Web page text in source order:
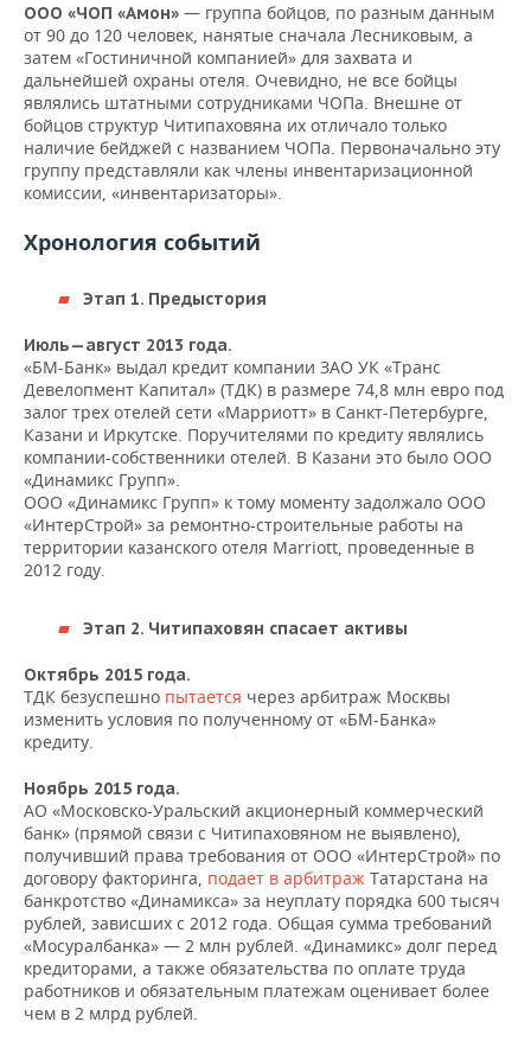
ООО «ЧОП «Амон» — группа бойцов, по разным данным
от 90 до 120 человек, нанятые сначала Лесниковым, а
затем «Гостиничной компанией» для захвата и
дальнейшей охраны отеля. Очевидно, не все бойцы
являлись штатными сотрудниками ЧОПа. Внешне от
бойцов структур Читипаховяна их отличало только
наличие бейджей с названием ЧОПа. Первоначально эту
группу представляли как члены инвентаризационной
комиссии, «инвентаризаторы».
Хронология событий
Этап 1. Предыстория
Июль—август 2013 года.
«БМ-Банк» выдал кредит компании ЗАО УК «Транс
Девелопмент Капитал» (ТДК) в размере 74,8 млн евро под
залог трех отелей сети «Марриотт» в Санкт-Петербурге,
Казани и Иркутске. Поручителями по кредиту являлись
компании-собственники отелей. В Казани это было ООО
«Динамикс Групп».
ООО «Динамикс Групп» к тому моменту задолжало ООО
«ИнтерСтрой» за ремонтно-строительные работы на
территории казанского отеля Marriott, проведенные в
2012 году.
Этап 2. Читипаховян спасает активы
Октябрь 2015 года.
ТДК безуспешно пытается через арбитраж Москвы
изменить условия по полученному от «БМ-Банка»
кредиту.
Ноябрь 2015 года.
АО «Московско-Уральский акционерный коммерческий
банк» (прямой связи с Читипаховяном не выявлено),
получивший права требования от ООО «ИнтерСтрой» по
договору факторинга, подает в арбитраж Татарстана на
банкротство «Динамикса» за неуплату порядка 600 тысяч
рублей, зависших с 2012 года. Общая сумма требований
«Мосуралбанка» — 2 млн рублей. «Динамикс» долг перед
кредиторами, а также обязательства по оплате труда
работников и обязательным платежам оценивает более
чем в 2 млрд рублей.